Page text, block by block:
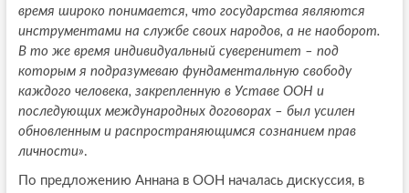
время широко понимается, что государства являются
инструментами на службе своих народов, а не наоборот.
В то же время индивидуальный суверенитет – под
которым я подразумеваю фундаментальную свободу
каждого человека, закрепленную в Уставе ООН и
последующих международных договорах – был усилен
обновленным и распространяющимся сознанием прав
личности».
По предложению Аннана в ООН началась дискуссия, в